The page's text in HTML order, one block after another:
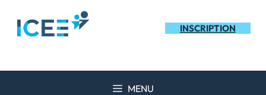
contenu
INSCRIPTION
MENU